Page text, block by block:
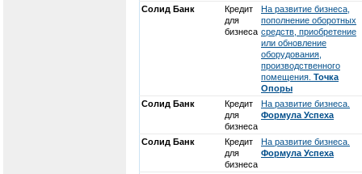
Солид Банк
Кредит
для
бизнеса
На развитие бизнеса,
пополнение оборотных
средств, приобретение
или обновление
оборудования,
производственного
помещения. Точка
Опоры
Солид Банк
Кредит
для
бизнеса
На развитие бизнеса.
Формула Успеха
Солид Банк
Кредит
для
бизнеса
На развитие бизнеса.
Формула Успеха